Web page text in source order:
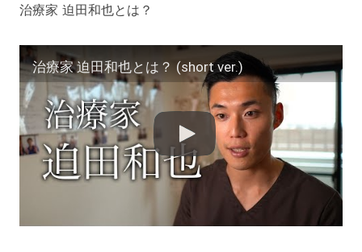
治療家 迫田和也とは？
治療家 迫田和也とは？ (short ver.)